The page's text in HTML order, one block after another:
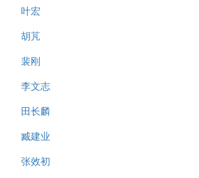
叶宏
胡芃
裴刚
李文志
田长麟
臧建业
张效初